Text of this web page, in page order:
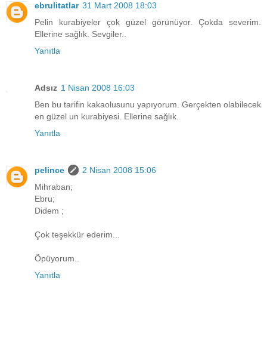
ebrulitatlar 31 Mart 2008 18:03
Pelin kurabiyeler çok güzel görünüyor. Çokda severim.
Ellerine sağlık. Sevgiler..
Yanıtla
Adsız 1 Nisan 2008 16:03
Ben bu tarifin kakaolusunu yapıyorum. Gerçekten olabilecek
en güzel un kurabiyesi. Ellerine sağlık.
Yanıtla
pelince
2 Nisan 2008 15:06
Mihraban;
Ebru;
Didem ;
Çok teşekkür ederim...
Öpüyorum..
Yanıtla